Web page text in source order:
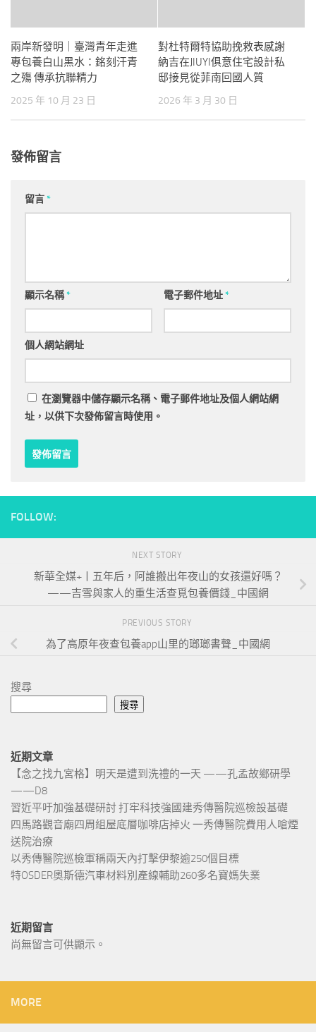
兩岸新發明｜臺灣青年走進
專包養白山黑水：銘刻汗青
之殤 傳承抗聯精力
2025 年 10 月 23 日
對杜特爾特協助挽救表感謝
納吉在JIUYI俱意住宅設計私
邸接見從菲南回國人質
2026 年 3 月 30 日
發佈留言
留言*
顯示名稱* 電子郵件地址*
個人網站網址
在瀏覽器中儲存顯示名稱、電子郵件地址及個人網站網
址，以供下次發佈留言時使用。
FOLLOW:
NEXT STORY
新華全媒+丨五年后，阿誰搬出年夜山的女孩還好嗎？
——吉雪與家人的重生活查覓包養價錢_中國網
PREVIOUS STORY
為了高原年夜查包養app山里的瑯瑯書聲_中國網
搜尋
搜尋
近期文章
【念之找九宮格】明天是遭到洗禮的一天 ——孔孟故鄉研學
——D8
習近平吁加強基礎研討 打牢科技強國建秀傳醫院巡檢設基礎
四馬路觀音廟四周組屋底層咖啡店掉火 一秀傳醫院費用人嗆煙
送院治療
以秀傳醫院巡檢軍稱兩天內打擊伊黎逾250個目標
特OSDER奧斯德汽車材料別產線輔助260多名寶媽失業
近期留言
尚無留言可供顯示。
MORE